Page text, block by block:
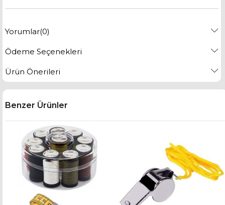
Yorumlar(0)
Ödeme Seçenekleri
Ürün Önerileri
Benzer Ürünler